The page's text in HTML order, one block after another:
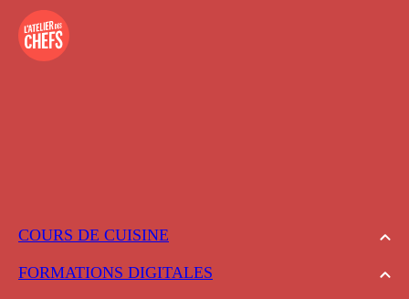
COURS DE CUISINE
FORMATIONS DIGITALES